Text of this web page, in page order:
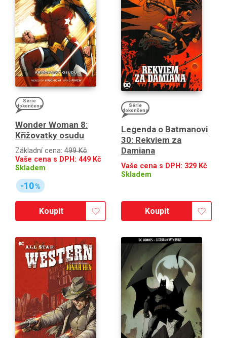
Série
dokončena
Wonder Woman 8:
Křižovatky osudu
Základní cena: 499 Kč
Vaše cena s DPH: 449 Kč
Skladem
-10%
Koupit
Série
dokončena
Legenda o Batmanovi
30: Rekviem za
Damiana
Vaše cena s DPH: 329 Kč
Skladem
Koupit